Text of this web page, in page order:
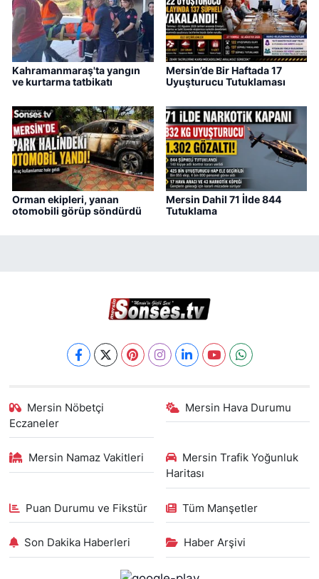
Kahramanmaraş'ta yangın
ve kurtarma tatbikatı
Mersin’de Bir Haftada 17
Uyuşturucu Tutuklaması
Orman ekipleri, yanan
otomobili görüp söndürdü
Mersin Dahil 71 İlde 844
Tutuklama
Mersin Nöbetçi
Eczaneler
Mersin Hava Durumu
Mersin Namaz Vakitleri
Mersin Trafik Yoğunluk
Haritası
Puan Durumu ve Fikstür Tüm Manşetler
Son Dakika Haberleri Haber Arşivi